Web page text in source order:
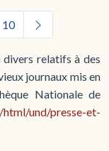
10
relatifs à des
journaux mis en
Nationale de
und/presse-et-